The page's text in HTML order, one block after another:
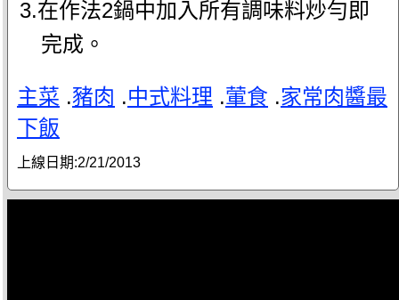
3.在作法2鍋中加入所有調味料炒勻即
完成。
主菜 .豬肉 .中式料理 .葷食 .家常肉醬最
下飯
上線日期:2/21/2013